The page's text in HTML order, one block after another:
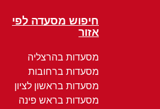
חיפוש מסעדה לפי
אזור
מסעדות בהרצליה
מסעדות ברחובות
מסעדות בראשון לציון
מסעדות בראש פינה